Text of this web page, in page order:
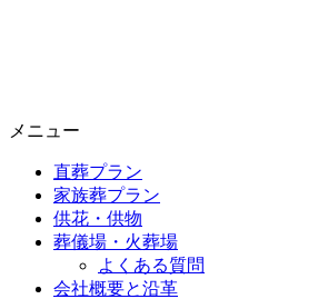
メニュー
直葬プラン
家族葬プラン
供花・供物
葬儀場・火葬場
よくある質問
会社概要と沿革